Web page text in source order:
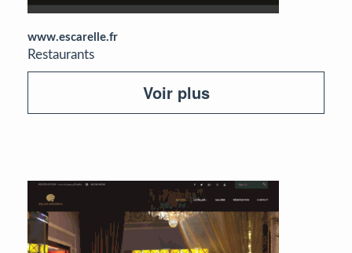
www.escarelle.fr
Restaurants
Voir plus